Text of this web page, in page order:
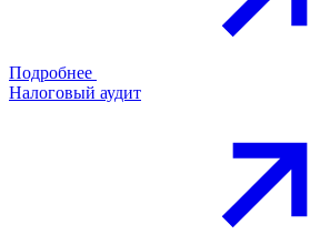
Подробнее
Налоговый аудит